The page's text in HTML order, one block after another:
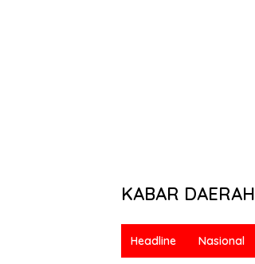
KABAR DAERAH
Headline Nasional